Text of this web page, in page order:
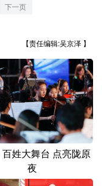
江西
湖南
重庆
西藏
宁夏
下一页
【责任编辑:吴京泽 】
姓大舞台 点亮陇原
夜